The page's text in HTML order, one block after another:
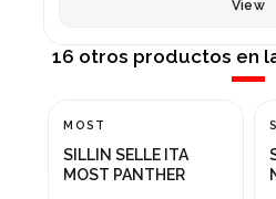
View
16 otros productos en
¡En oferta!
-50%
MOST
SILLIN SELLE ITA
MOST PANTHER